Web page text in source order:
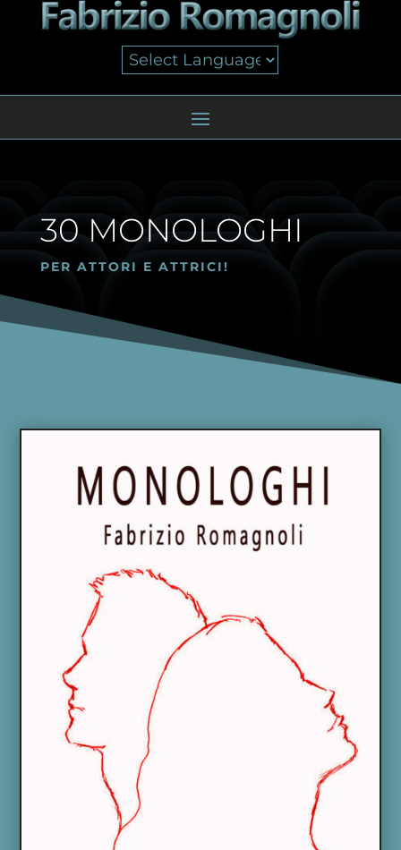
30 MONOLOGHI
PER ATTORI E ATTRICI!